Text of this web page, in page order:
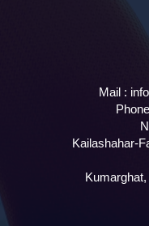
Mail :
Kailashahar-